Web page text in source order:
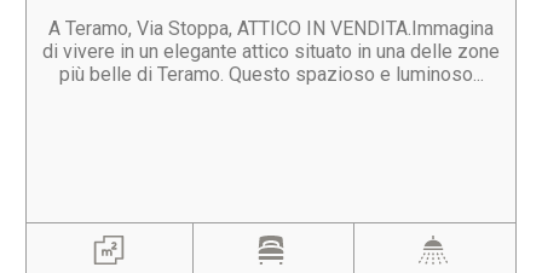
A Teramo, Via Stoppa, ATTICO IN VENDITA.Immagina
di vivere in un elegante attico situato in una delle zone
più belle di Teramo. Questo spazioso e luminoso...